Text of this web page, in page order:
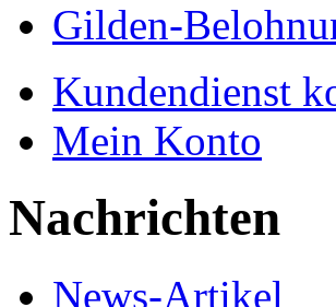
Gilden-
Kundendienst
Mein Konto
Nachrichten
News-Artikel